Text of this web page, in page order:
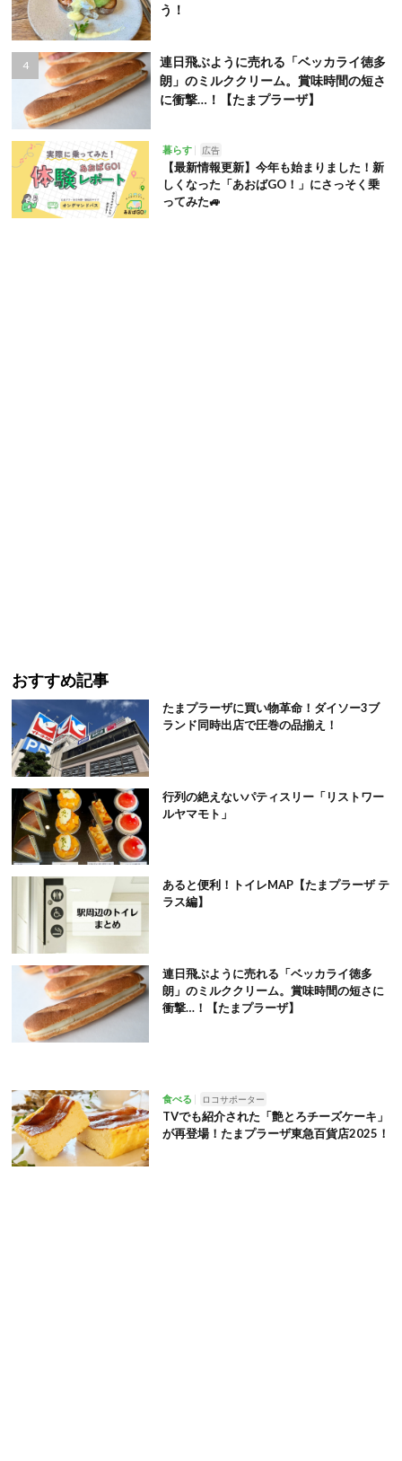
う！
連日飛ぶように売れる「ベッカライ徳多
朗」のミルククリーム。賞味時間の短さ
に衝撃…！【たまプラーザ】
暮らす 広告
【最新情報更新】今年も始まりました！新
しくなった「あおばGO！」にさっそく乗
ってみた🚙
おすすめ記事
たまプラーザに買い物革命！ダイソー3ブ
ランド同時出店で圧巻の品揃え！
行列の絶えないパティスリー「リストワー
ルヤマモト」
あると便利！トイレMAP【たまプラーザ テ
ラス編】
連日飛ぶように売れる「ベッカライ徳多
朗」のミルククリーム。賞味時間の短さに
衝撃…！【たまプラーザ】
食べる ロコサポーター
TVでも紹介された「艶とろチーズケーキ」
が再登場！たまプラーザ東急百貨店2025！